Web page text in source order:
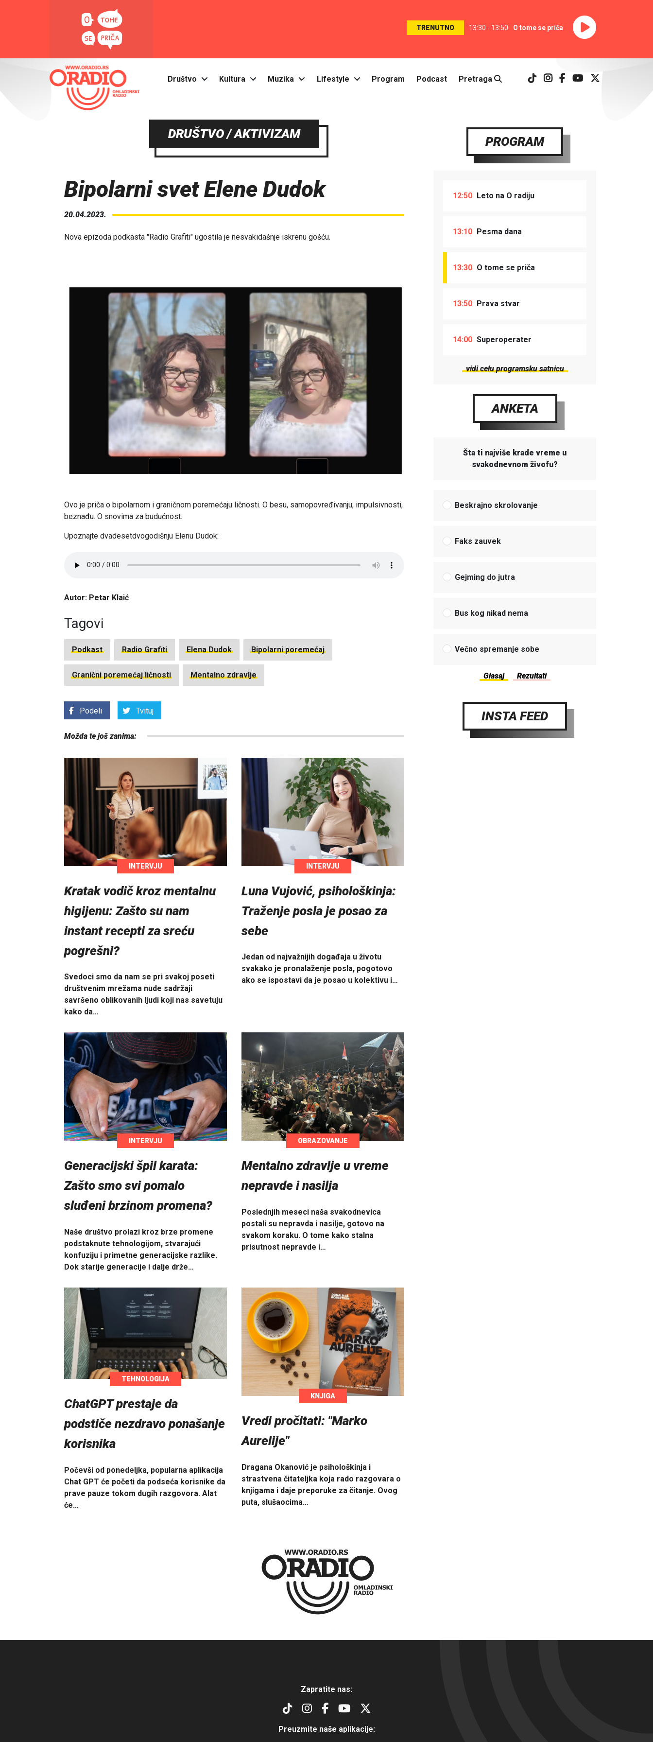
TRENUTNO 13:30 - 13:50 O tome se priča
Društvo Kultura Muzika Lifestyle Program Podcast Pretraga
DRUŠTVO / AKTIVIZAM
Bipolarni svet Elene Dudok
20.04.2023.
Nova epizoda podkasta "Radio Grafiti" ugostila je nesvakidašnje iskrenu gošću.
Ovo je priča o bipolarnom i graničnom poremećaju ličnosti. O besu, samopovređivanju, impulsivnosti,
beznađu. O snovima za budućnost.
Upoznajte dvadesetdvogodišnju Elenu Dudok:
Autor: Petar Klaić
Tagovi
Podkast Radio Grafiti Elena Dudok Bipolarni poremećaj
Granični poremećaj ličnosti Mentalno zdravlje
Podeli Tvituj
Možda te još zanima:
INTERVJU
Kratak vodič kroz mentalnu
higijenu: Zašto su nam
instant recepti za sreću
pogrešni?
Svedoci smo da nam se pri svakoj poseti
društvenim mrežama nude sadržaji
savršeno oblikovanih ljudi koji nas savetuju
kako da…
INTERVJU
Luna Vujović, psihološkinja:
Traženje posla je posao za
sebe
Jedan od najvažnijih događaja u životu
svakako je pronalaženje posla, pogotovo
ako se ispostavi da je posao u kolektivu i…
INTERVJU
Generacijski špil karata:
Zašto smo svi pomalo
sluđeni brzinom promena?
Naše društvo prolazi kroz brze promene
podstaknute tehnologijom, stvarajući
konfuziju i primetne generacijske razlike.
Dok starije generacije i dalje drže…
OBRAZOVANJE
Mentalno zdravlje u vreme
nepravde i nasilja
Poslednjih meseci naša svakodnevica
postali su nepravda i nasilje, gotovo na
svakom koraku. O tome kako stalna
prisutnost nepravde i…
TEHNOLOGIJA
ChatGPT prestaje da
podstiče nezdravo ponašanje
korisnika
Počevši od ponedeljka, popularna aplikacija
Chat GPT će početi da podseća korisnike da
prave pauze tokom dugih razgovora. Alat
će…
KNJIGA
Vredi pročitati: "Marko
Aurelije"
Dragana Okanović je psihološkinja i
strastvena čitateljka koja rado razgovara o
knjigama i daje preporuke za čitanje. Ovog
puta, slušaocima…
PROGRAM
12:50 Leto na O radiju
13:10 Pesma dana
13:30 O tome se priča
13:50 Prava stvar
14:00 Superoperater
vidi celu programsku satnicu
ANKETA
Šta ti najviše krade vreme u
svakodnevnom živofu?
Beskrajno skrolovanje
Faks zauvek
Gejming do jutra
Bus kog nikad nema
Večno spremanje sobe
INSTA FEED
Zapratite nas:
Preuzmite naše aplikacije: